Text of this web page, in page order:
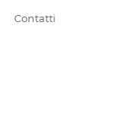
Contatti